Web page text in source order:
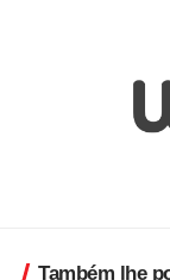
Também lhe